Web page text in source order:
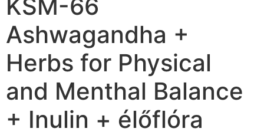
KSM-66
Ashwagandha +
Herbs for Physical
and Menthal Balance
+ Inulin + élőflóra